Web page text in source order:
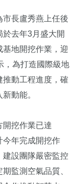
市長盧秀燕上任後
去年3月盛大開
地開挖作業，迎
，為打造國際級地
動工程進度，確
動能。
開挖作業已達
今年完成開挖作
建設團隊嚴密監控
監測空氣品質、